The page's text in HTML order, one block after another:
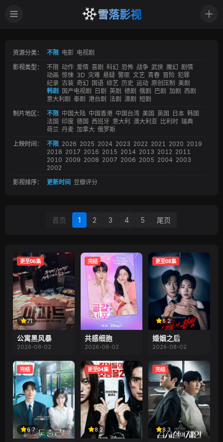
雪落影视
资源分类： 不限 电影 电视剧
影视类型：
不限 动作 爱情 喜剧 科幻 恐怖 战争 武侠 魔幻 剧情
动画 惊悚 3D 灾难 悬疑 警匪 文艺 青春 冒险 犯罪
纪录 古装 奇幻 国语 综艺 历史 运动 原创压制 美剧
韩剧
国产电视剧 日剧 英剧 德剧 俄剧 巴剧 加剧 西剧
意大利剧 泰剧 港台剧 法剧 澳剧 短剧
制片地区：
不限 中国大陆 中国香港 中国台湾 美国 英国 日本 韩国
法国 印度 德国 西班牙 意大利 澳大利亚 比利时 瑞典
荷兰 丹麦 加拿大 俄罗斯
上映时间：
不限 2026 2025 2024 2023 2022 2021 2020 2019
2018 2017 2016 2015 2014 2013 2012 2011
2010 2009 2008 2007 2006 2005 2004 2003
2002
影视排序：
更新时间 豆瓣评分
首页 1 2 3 4 5 尾页
7.1
更至06集
公寓黑风暴
2026-08-02
完结
共感细胞
2026-08-02
6.2
更至08集
婚姻之后
2026-08-02
6.7
完结
8.2
更至04集
8.3
完结